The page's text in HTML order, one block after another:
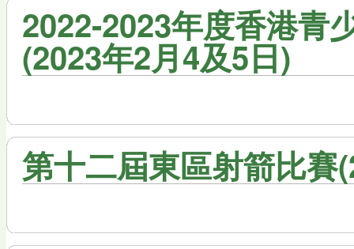
2022-2023年度香港青
(2023年2月4及5日)
第十二屆東區射箭比賽